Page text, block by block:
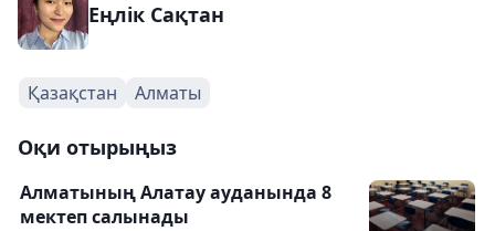
Еңлік Сақтан
Қазақстан Алматы
Оқи отырыңыз
Алматының Алатау ауданында 8
мектеп салынады